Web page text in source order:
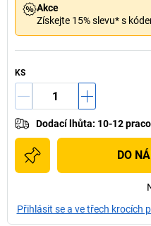
Akce
Získejte 15% slevu* s
KS
Dodací lhůta: 10-12
DO
Přihlásit se a ve třech krocích